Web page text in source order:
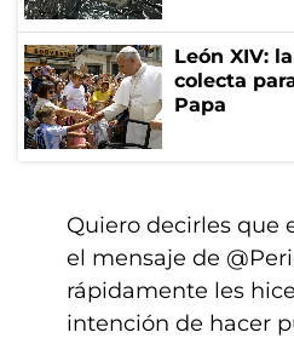
León XIV:
colecta
Papa
Quiero decirles que
el mensaje de
rápidamente les
intención de hacer